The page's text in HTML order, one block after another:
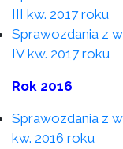
III kw. 2017 roku
Sprawozdania z
IV kw. 2017 roku
Rok 2016
Sprawozdania z
kw. 2016 roku